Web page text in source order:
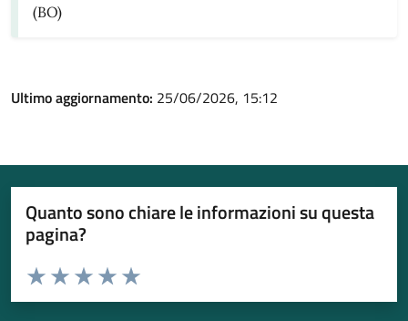
(BO)
Ultimo aggiornamento: 25/06/2026, 15:12
Quanto sono chiare le informazioni su questa
pagina?
Valuta da 1 a 5 stelle la pagina
Valuta 5 stelle su 5
Valuta 4 stelle su 5
Valuta 3 stelle su 5
Valuta 2 stelle su 5
Valuta 1 stelle su 5